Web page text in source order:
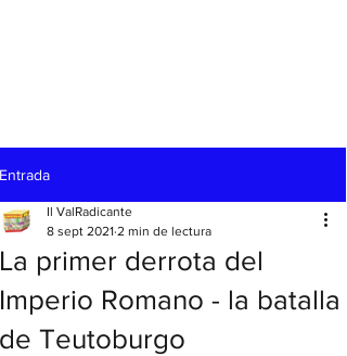
Entrada
La primer derrota del
Imperio Romano - la batalla
de Teutoburgo
Il ValRadicante
8 sept 2021 2 min de lectura